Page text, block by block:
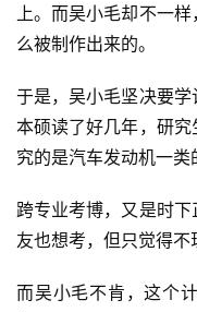
上。而吴小毛却不一
么被制作出来的。
于是，吴小毛坚决要
本硕读了好几年，研
究的是汽车发动机一类
跨专业考博，又是时
友也想考，但只觉得不
而吴小毛不肯，这个